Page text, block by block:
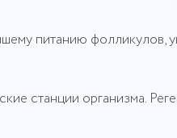
питанию фолликулов,
станции организма.